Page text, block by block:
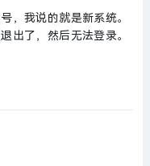
，我说的就是新系统。
出了，然后无法登录。